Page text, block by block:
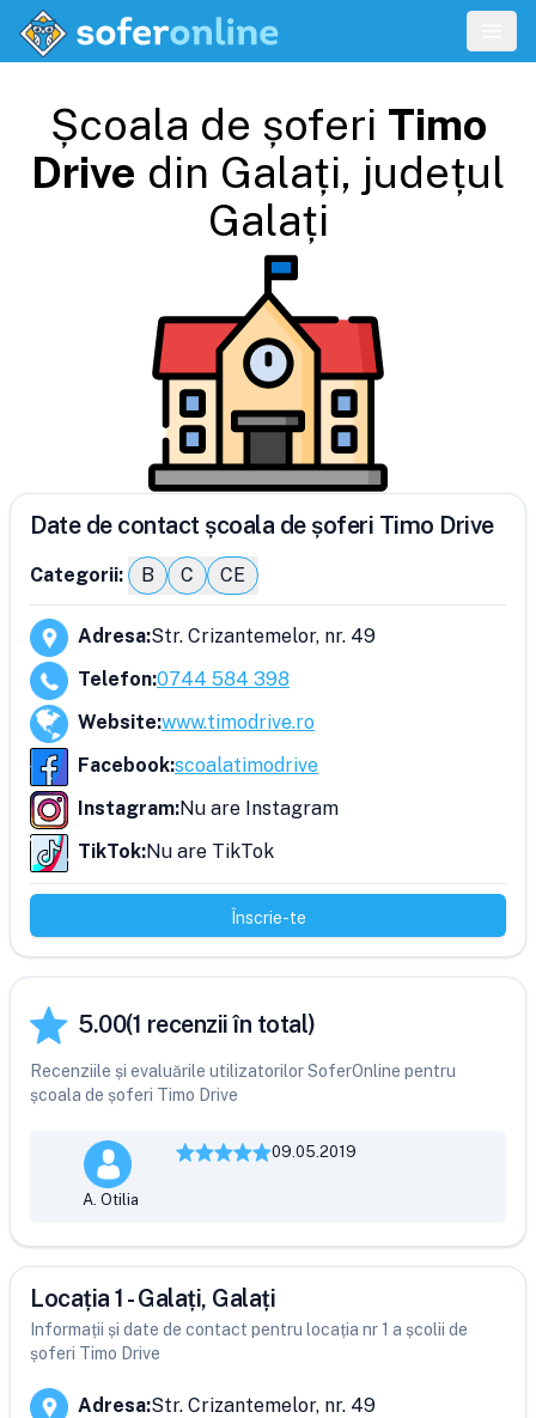
Școala de șoferi Timo
Drive din Galați, județul
Galați
Date de contact școala de șoferi Timo Drive
Categorii: B C CE
Adresa:Str. Crizantemelor, nr. 49
Telefon:0744 584 398
Website:www.timodrive.ro
Facebook:scoalatimodrive
Instagram:Nu are Instagram
TikTok:Nu are TikTok
Înscrie-te
5.00(1 recenzii în total)
Recenziile și evaluările utilizatorilor SoferOnline pentru
școala de șoferi Timo Drive
A. Otilia
09.05.2019
Locația 1 - Galați, Galați
Informații și date de contact pentru locația nr 1 a școlii de
șoferi Timo Drive
Adresa:Str. Crizantemelor, nr. 49